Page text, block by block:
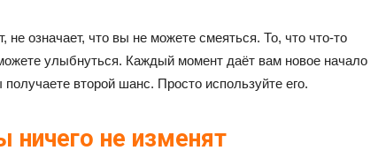
не означает, что вы не можете смеяться. То, что что-то
улыбнуться. Каждый момент даёт вам новое начало
второй шанс. Просто используйте его.
ничего не изменят